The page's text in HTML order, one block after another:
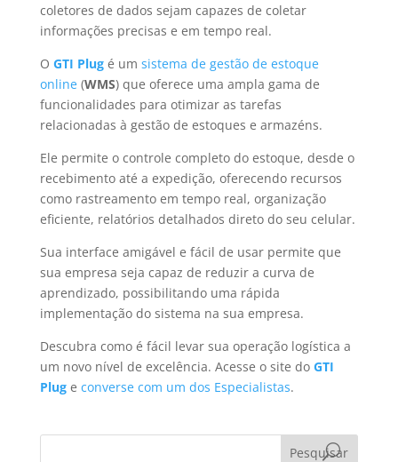
coletores de dados sejam capazes de coletar
informações precisas e em tempo real.
O GTI Plugé um sistema de gestão de estoque
online(WMS) que oferece uma ampla gama de
funcionalidades para otimizar as tarefas
relacionadas à gestão de estoques e armazéns.
Ele permite o controle completo do estoque, desde o
recebimento até a expedição, oferecendo recursos
como rastreamento em tempo real, organização
eficiente, relatórios detalhados direto do seu celular.
Sua interface amigável e fácil de usar permite que
sua empresa seja capaz de reduzir a curva de
aprendizado, possibilitando uma rápida
implementação do sistema na sua empresa.
Descubra como é fácil levar sua operação logística a
um novo nível de excelência. Acesse o site do GTI
Pluge converse com um dos Especialistas.
Pesquisar